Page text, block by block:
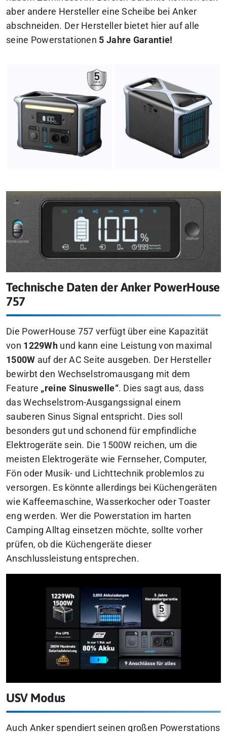
aber andere Hersteller eine Scheibe bei Anker
abschneiden. Der Hersteller bietet hier auf alle
seine Powerstationen 5 Jahre Garantie!
Technische Daten der Anker PowerHouse
757
Die PowerHouse 757 verfügt über eine Kapazität
von 1229Wh und kann eine Leistung von maximal
1500W auf der AC Seite ausgeben. Der Hersteller
bewirbt den Wechselstromausgang mit dem
Feature „reine Sinuswelle“. Dies sagt aus, dass
das Wechselstrom-Ausgangssignal einem
sauberen Sinus Signal entspricht. Dies soll
besonders gut und schonend für empfindliche
Elektrogeräte sein. Die 1500W reichen, um die
meisten Elektrogeräte wie Fernseher, Computer,
Fön oder Musik- und Lichttechnik problemlos zu
versorgen. Es könnte allerdings bei Küchengeräten
wie Kaffeemaschine, Wasserkocher oder Toaster
eng werden. Wer die Powerstation im harten
Camping Alltag einsetzen möchte, sollte vorher
prüfen, ob die Küchengeräte dieser
Anschlussleistung entsprechen.
USV Modus
Auch Anker spendiert seinen großen Powerstations